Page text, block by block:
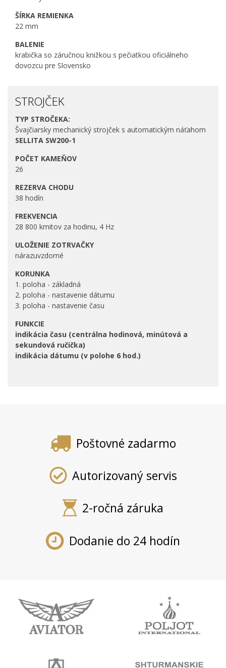
ŠÍRKA REMIENKA
22 mm
BALENIE
krabička so záručnou knižkou s pečiatkou oficiálneho
dovozcu pre Slovensko
STROJČEK
TYP STROČEKA:
Švajčiarsky mechanický strojček s automatickým náťahom
SELLITA SW200-1
POČET KAMEŇOV
26
REZERVA CHODU
38 hodín
FREKVENCIA
28 800 kmitov za hodinu, 4 Hz
ULOŽENIE ZOTRVAČKY
nárazuvzdorné
KORUNKA
1. poloha - základná
2. poloha - nastavenie dátumu
3. poloha - nastavenie času
FUNKCIE
indikácia času (centrálna hodinová, minútová a
sekundová ručička)
indikácia dátumu (v polohe 6 hod.)
Poštovné zadarmo
Autorizovaný servis
2-ročná záruka
Dodanie do 24 hodín